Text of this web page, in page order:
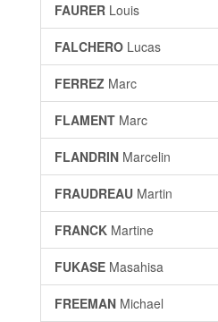
FAURER Louis
FALCHERO Lucas
FERREZ Marc
FLAMENT Marc
FLANDRIN Marcelin
FRAUDREAU Martin
FRANCK Martine
FUKASE Masahisa
FREEMAN Michael